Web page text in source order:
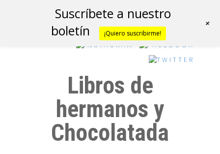
Libros de
hermanos y
Chocolatada
Suscríbete a nuestro
boletín
¡Quiero suscribirme!
+